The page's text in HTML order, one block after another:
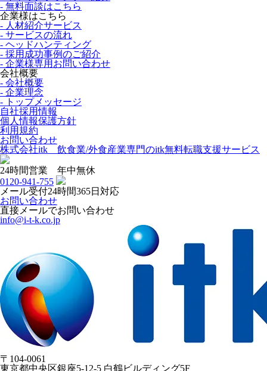
- 無料面談はこちら
企業様はこちら
- 人材紹介サービス
- サービスの流れ
- ヘッドハンティング
- 採用成功事例のご紹介
- 企業様専用お問い合わせ
会社概要
- 会社概要
- 企業理念
- トップメッセージ
自社採用情報
個人情報保護方針
利用規約
お問い合わせ
株式会社itk 飲食業/外食産業専門のitk無料転職支援サービス
24時間営業 年中無休
0120-941-755
メール受付24時間365日対応
お問い合わせ
直接メールでお問い合わせ
info@i-t-k.co.jp
〒104-0061
東京都中央区銀座5-12-5 白鶴ビルディング5F